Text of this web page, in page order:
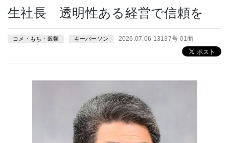
生社長 透明性ある経営で信頼を
コメ・もち・穀類 キーパーソン 2026.07.06 13137号 01面